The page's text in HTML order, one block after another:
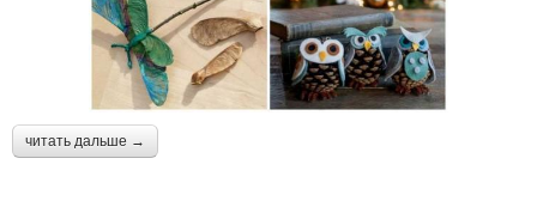
читать дальше →